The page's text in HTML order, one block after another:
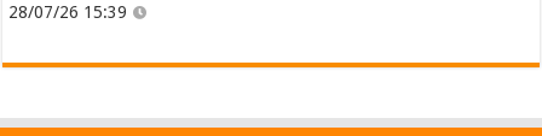
28/07/26 15:39